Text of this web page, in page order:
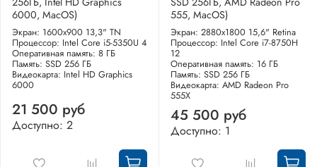
6000, MacOS)
Экран: 1600x900 13,3" TN
Процессор: Intel Core i5-5350U 4
Оперативная память: 8 ГБ
Память: SSD 256 ГБ
Видеокарта: Intel HD Graphics
6000
21 500 руб
Доступно: 2
555, MacOS)
Экран: 2880x1800 15,6" Retina
Процессор: Intel Core i7-8750H
12
Оперативная память: 16 ГБ
Память: SSD 256 ГБ
Видеокарта: AMD Radeon Pro
555X
45 500 руб
Доступно: 1